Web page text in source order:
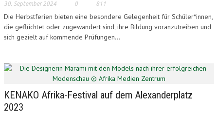
VERLOSUNG
LONAM ABONNIEREN
30. September 2024 0 811
Die Herbstferien bieten eine besondere Gelegenheit für Schüler*innen,
die geflüchtet oder zugewandert sind, ihre Bildung voranzutreiben und
sich gezielt auf kommende Prüfungen...
KENAKO Afrika-Festival auf dem Alexanderplatz
2023